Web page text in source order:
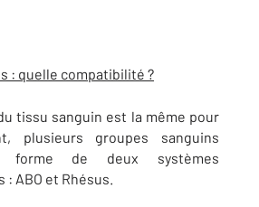
: quelle compatibilité ?
tissu sanguin est la même pour
plusieurs groupes sanguins
forme de deux systèmes
ABO et Rhésus.